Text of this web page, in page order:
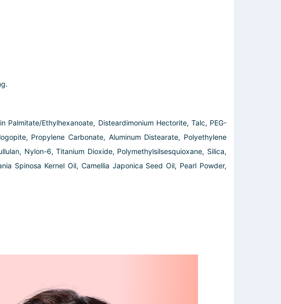
Palmitate/Ethylhexanoate, Disteardimonium Hectorite, Talc, PEG-
Propylene Carbonate, Aluminum Distearate, Polyethylene
Nylon-6, Titanium Dioxide, Polymethylsilsesquioxane, Silica,
Spinosa Kernel Oil, Camellia Japonica Seed Oil, Pearl Powder,